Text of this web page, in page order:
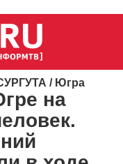
/ Югра
на